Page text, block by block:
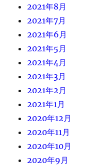
2021年8月
2021年7月
2021年6月
2021年5月
2021年4月
2021年3月
2021年2月
2021年1月
2020年12月
2020年11月
2020年10月
2020年9月